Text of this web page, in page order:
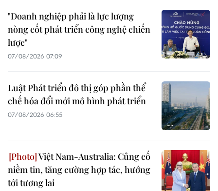
"Doanh nghiệp phải là lực lượng
nòng cốt phát triển công nghệ chiến
lược"
07/08/2026 07:09
Luật Phát triển đô thị góp phần thể
chế hóa đổi mới mô hình phát triển
07/08/2026 06:55
Việt Nam-Australia: Củng cố
niềm tin, tăng cường hợp tác, hướng
tới tương lai